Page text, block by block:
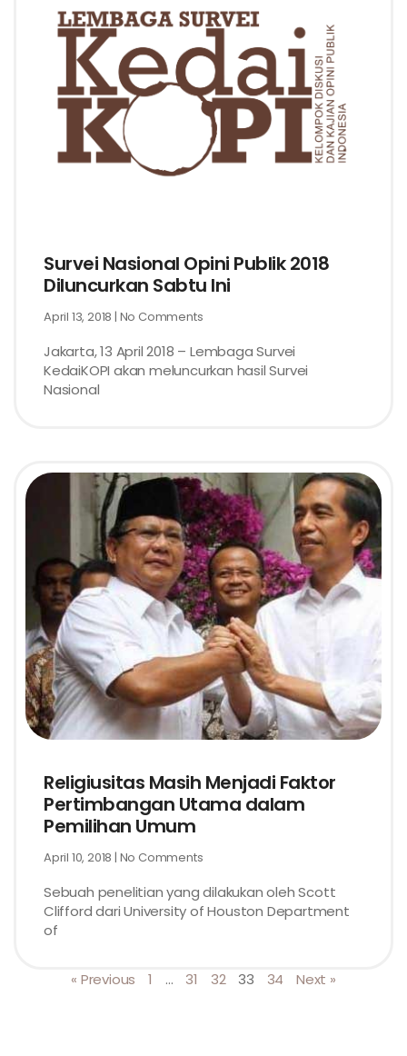
Survei Nasional Opini Publik 2018
Diluncurkan Sabtu Ini
April 13, 2018 No Comments
Jakarta, 13 April 2018 – Lembaga Survei
KedaiKOPI akan meluncurkan hasil Survei
Nasional
Religiusitas Masih Menjadi Faktor
Pertimbangan Utama dalam
Pemilihan Umum
April 10, 2018 No Comments
Sebuah penelitian yang dilakukan oleh Scott
Clifford dari University of Houston Department
of
« Previous 1 … 31 32 33 34 Next »